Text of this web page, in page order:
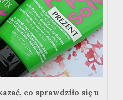
co sprawdziło się u